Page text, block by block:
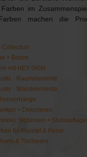
im
machen die
Collection
+ Boxen
mit HEY-SIGN
- Raumelemente
- Wandelemente
+ Dekorieren
Sitzkissen +
für Freizeit & Reise
& Tischware